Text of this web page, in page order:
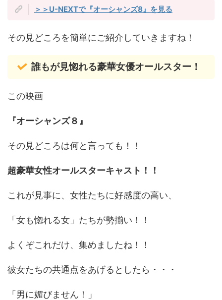
＞＞U-NEXTで『オーシャンズ8』を見る
その見どころを簡単にご紹介していきますね！
誰もが見惚れる豪華女優オールスター！
この映画
『オーシャンズ８』
その見どころは何と言っても！！
超豪華女性オールスターキャスト！！
これが見事に、女性たちに好感度の高い、
「女も惚れる女」たちが勢揃い！！
よくぞこれだけ、集めましたね！！
彼女たちの共通点をあげるとしたら・・・
「男に媚びません！」